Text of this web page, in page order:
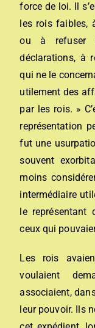
force de loi. Il
les rois faibles,
ou à refuser
déclarations, à
qui ne le
utilement des
par les rois. »
représentation
fut une
souvent
moins
intermédiaire
le
ceux qui
Les rois
voulaient
associaient,
leur pouvoir. Ils